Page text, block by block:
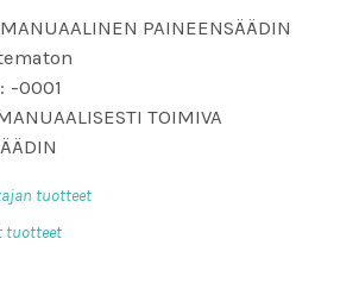
PAINEENSÄÄDIN
-0001
TOIMIVA
tuotteet
tuotteet